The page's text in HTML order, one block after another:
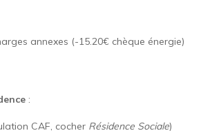
annexes (-15.20€ chèque énergie)
:
CAF, cocher Résidence Sociale)